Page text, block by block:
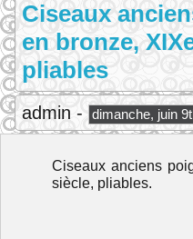
Ciseaux
en bronze,
pliables
admin - dimanche, juin
Ciseaux anciens
siècle, pliables.